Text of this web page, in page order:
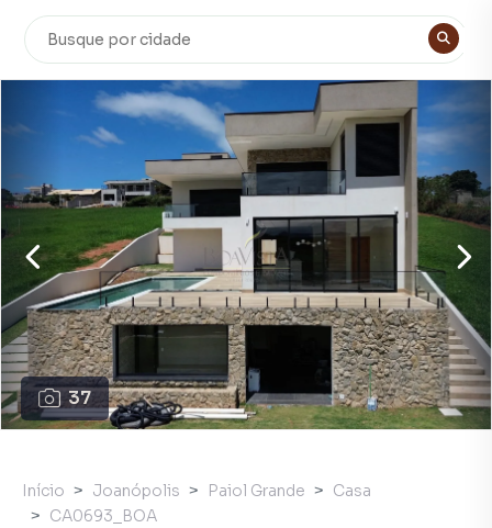
37
Início Joanópolis Paiol Grande
Casa
CA0693_BOA